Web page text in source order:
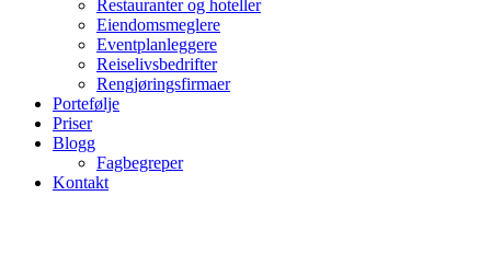
Restauranter og hoteller
Eiendomsmeglere
Eventplanleggere
Reiselivsbedrifter
Rengjøringsfirmaer
Portefølje
Priser
Blogg
Fagbegreper
Kontakt